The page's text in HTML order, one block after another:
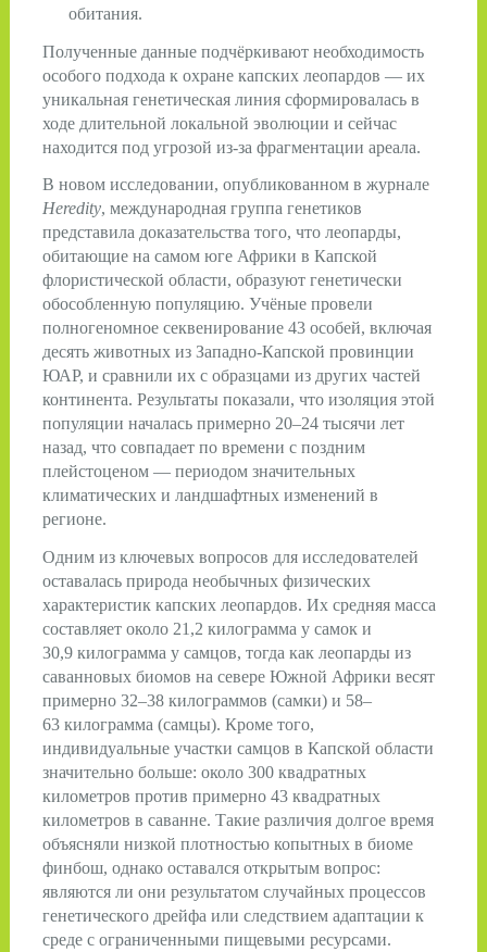
обитания.
Полученные данные подчёркивают необходимость
особого подхода к охране капских леопардов — их
уникальная генетическая линия сформировалась в
ходе длительной локальной эволюции и сейчас
находится под угрозой из‑за фрагментации ареала.
В новом исследовании, опубликованном в журнале
Heredity, международная группа генетиков
представила доказательства того, что леопарды,
обитающие на самом юге Африки в Капской
флористической области, образуют генетически
обособленную популяцию. Учёные провели
полногеномное секвенирование 43 особей, включая
десять животных из Западно‑Капской провинции
ЮАР, и сравнили их с образцами из других частей
континента. Результаты показали, что изоляция этой
популяции началась примерно 20–24 тысячи лет
назад, что совпадает по времени с поздним
плейстоценом — периодом значительных
климатических и ландшафтных изменений в
регионе.
Одним из ключевых вопросов для исследователей
оставалась природа необычных физических
характеристик капских леопардов. Их средняя масса
составляет около 21,2 килограмма у самок и
30,9 килограмма у самцов, тогда как леопарды из
саванновых биомов на севере Южной Африки весят
примерно 32–38 килограммов (самки) и 58–
63 килограмма (самцы). Кроме того,
индивидуальные участки самцов в Капской области
значительно больше: около 300 квадратных
километров против примерно 43 квадратных
километров в саванне. Такие различия долгое время
объясняли низкой плотностью копытных в биоме
финбош, однако оставался открытым вопрос:
являются ли они результатом случайных процессов
генетического дрейфа или следствием адаптации к
среде с ограниченными пищевыми ресурсами.